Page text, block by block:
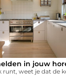
in jouw
runt, weet je dat de